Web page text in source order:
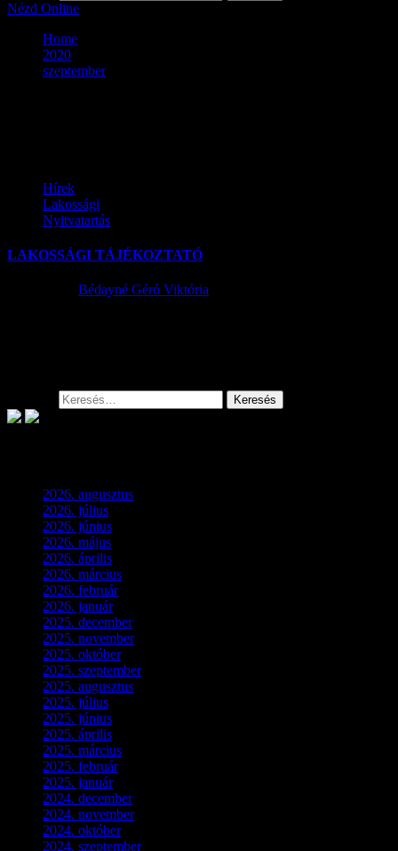
Nézd Online
Home
2020
szeptember
Hírek
Lakossági
Nyitvatartás
LAKOSSÁGI TÁJÉKOZTATÓ
Bédayné Géró Viktória
2026. augusztus
2026. július
2026. június
2026. május
2026. április
2026. március
2026. február(4)
2026. január(2)
2025. december(4)
2025. november(3)
2025. október(3)
2025. szeptember(5)
2025. augusztus
2025. július
2025. június
2025. április
2025. március
2025. február(7)
2025. január(3)
2024. december(3)
2024. november(7)
2024. október(6)
2024. szeptember(4)